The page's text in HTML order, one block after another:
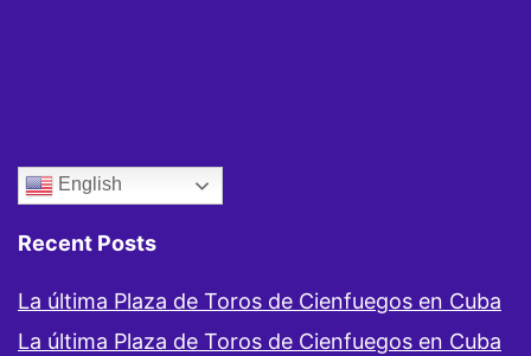
English
Recent Posts
La última Plaza de Toros de Cienfuegos en Cuba
La última Plaza de Toros de Cienfuegos en Cuba